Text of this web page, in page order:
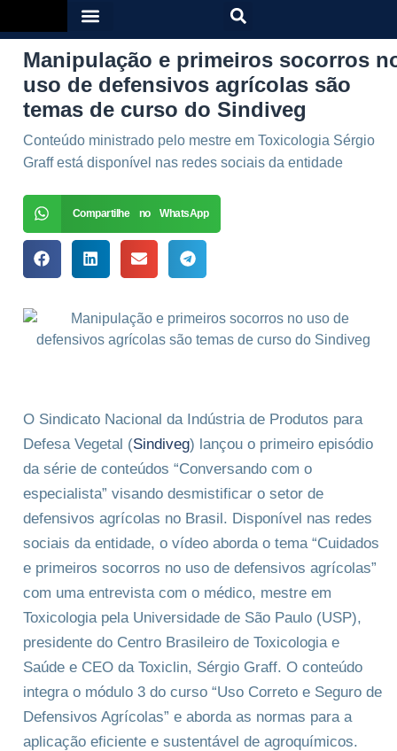
Manipulação e primeiros socorros
uso de defensivos agrícolas são
temas de curso do Sindiveg
Conteúdo ministrado pelo mestre em Toxicologia Sérgio
Graff está disponível nas redes sociais da entidade
Compartilhe no WhatsApp
O Sindicato Nacional da Indústria de Produtos para
Defesa Vegetal (Sindiveg) lançou o primeiro episódio
da série de conteúdos “Conversando com o
especialista” visando desmistificar o setor de
defensivos agrícolas no Brasil. Disponível nas redes
sociais da entidade, o vídeo aborda o tema “Cuidados
e primeiros socorros no uso de defensivos agrícolas”
com uma entrevista com o médico, mestre em
Toxicologia pela Universidade de São Paulo (USP),
presidente do Centro Brasileiro de Toxicologia e
Saúde e CEO da Toxiclin, Sérgio Graff. O conteúdo
integra o módulo 3 do curso “Uso Correto e Seguro de
Defensivos Agrícolas” e aborda as normas para a
aplicação eficiente e sustentável de agroquímicos.